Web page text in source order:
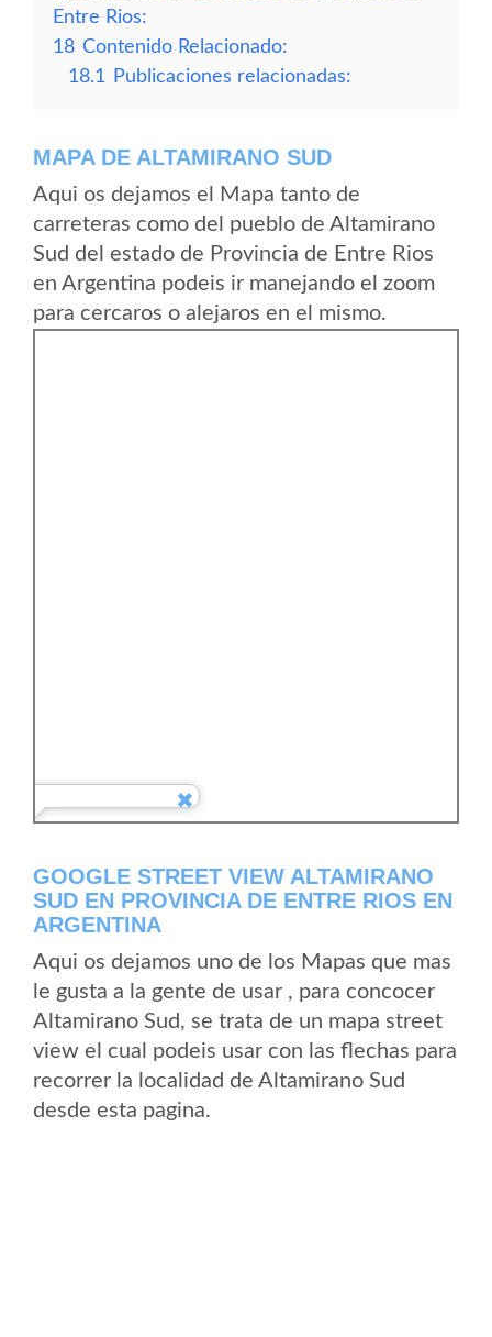
Entre Rios:
18 Contenido Relacionado:
18.1
Publicaciones relacionadas:
MAPA DE ALTAMIRANO SUD
Aqui os dejamos el Mapa tanto de
carreteras como del pueblo de Altamirano
Sud del estado de Provincia de Entre Rios
en Argentina podeis ir manejando el zoom
para cercaros o alejaros en el mismo.
GOOGLE STREET VIEW ALTAMIRANO
SUD EN PROVINCIA DE ENTRE RIOS EN
ARGENTINA
Aqui os dejamos uno de los Mapas que mas
le gusta a la gente de usar , para concocer
Altamirano Sud, se trata de un mapa street
view el cual podeis usar con las flechas para
recorrer la localidad de Altamirano Sud
desde esta pagina.